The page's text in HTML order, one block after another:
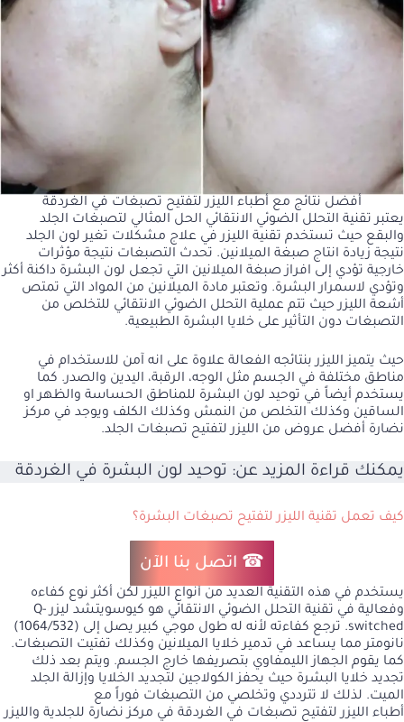
أفضل نتائج مع أطباء الليزر لتفتيح تصبغات في الغردقة
يعتبر تقنية التحلل الضوئي الانتقائي الحل المثالي لتصبغات الجلد
والبقع حيث تستخدم تقنية الليزر في علاج مشكلات تغير لون الجلد
نتيجة زيادة انتاج صبغة الميلانين. تحدث التصبغات نتيجة مؤثرات
خارجية تؤدي إلى افراز صبغة الميلانين التي تجعل لون البشرة داكنة أكثر
وتؤدي لاسمرار البشرة. وتعتبر مادة الميلانين من المواد التي تمتص
أشعة الليزر حيث تتم عملية التحلل الضوئي الانتقائي للتخلص من
التصبغات دون التأثير على خلايا البشرة الطبيعية.
حيث يتميز الليزر بنتائجه الفعالة علاوة على انه آمن للاستخدام في
مناطق مختلفة في الجسم مثل الوجه، الرقبة، اليدين والصدر. كما
يستخدم أيضاً في توحيد لون البشرة للمناطق الحساسة والظهر او
الساقين وكذلك التخلص من النمش وكذلك الكلف ويوجد في مركز
نضارة أفضل عروض من الليزر لتفتيح تصبغات الجلد.
يمكنك قراءة المزيد عن: توحيد لون البشرة في الغردقة
كيف تعمل تقنية الليزر لتفتيح تصبغات البشرة؟
☎ اتصل بنا الآن
يستخدم في هذه التقنية العديد من أنواع الليزر لكن أكثر نوع كفاءه
وفعالية في تقنية التحلل الضوئي الانتقائي
هو كيوسويتشد ليزر Q-
switched. ترجع كفاءته لأنه له طول موجي كبير يصل إلى (1064/532)
نانومتر مما يساعد في تدمير خلايا الميلانين وكذلك تفتيت التصبغات.
كما يقوم الجهاز الليمفاوي بتصريفها خارج الجسم. ويتم بعد ذلك
تجديد خلايا البشرة حيث يحفز الكولاجين لتجديد الخلايا وإزالة الجلد
الميت. لذلك لا تترددي وتخلصي من التصبغات فوراً مع
أطباء الليزر لتفتيح تصبغات في الغردقة في مركز نضارة للجلدية والليزر